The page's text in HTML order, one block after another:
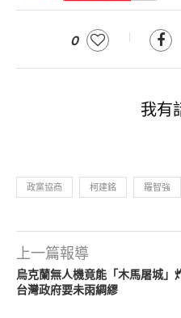
0
我有
政黨協商 柯建銘 羅智強
上一篇報導
烏克蘭無人機竟能「木馬屠城
台灣政府要未雨綢繆